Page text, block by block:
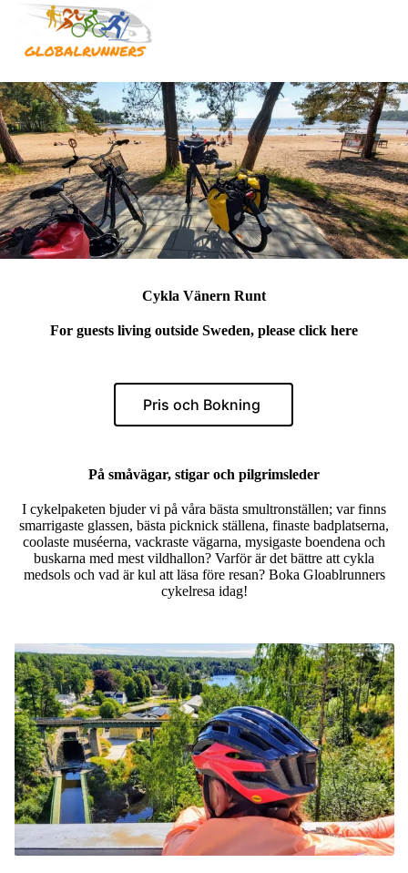
Cykla Vänern Runt
For guests living outside Sweden, please click here
Pris och Bokning
På småvägar, stigar och pilgrimsleder
I cykelpaketen bjuder vi på våra bästa smultronställen; var finns
smarrigaste glassen, bästa picknick ställena, finaste badplatserna,
coolaste muséerna, vackraste vägarna, mysigaste boendena och
buskarna med mest vildhallon? Varför är det bättre att cykla
medsols och vad är kul att läsa före resan? Boka Gloablrunners
cykelresa idag!